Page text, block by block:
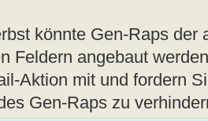
könnte Gen-Raps der
Feldern angebaut
Aktion mit und fordern
Gen-Raps zu